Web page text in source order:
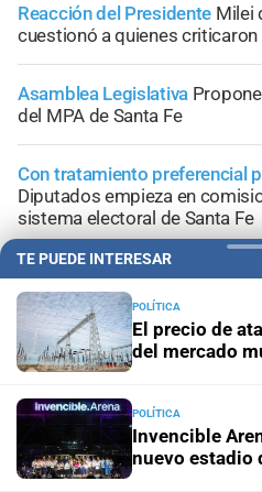
Reacción del Presidente Milei
cuestionó a quienes
Asamblea Legislativa
del MPA de Santa Fe
Con tratamiento preferencial
Diputados empieza en
sistema electoral de Santa Fe
+Área
TE PUEDE INTERESAR
POLÍTICA
El precio de
del mercado
POLÍTICA
Invencible
nuevo estadio